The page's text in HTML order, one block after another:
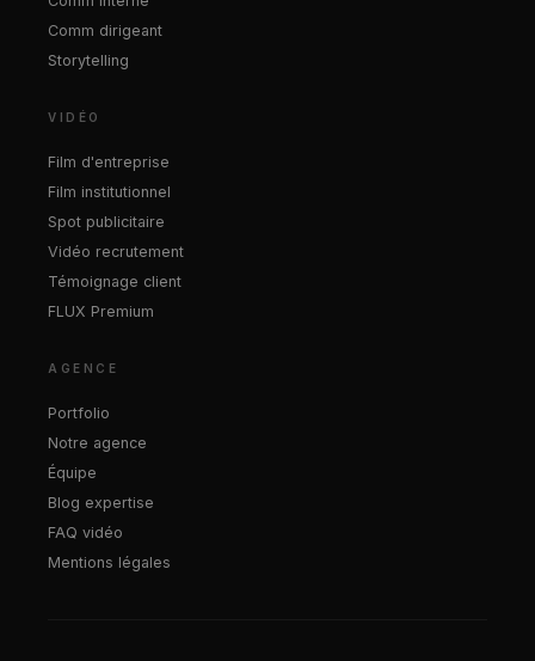
Comm dirigeant
Storytelling
VIDÉO
Film d'entreprise
Film institutionnel
Spot publicitaire
Vidéo recrutement
Témoignage client
FLUX Premium
AGENCE
Portfolio
Notre agence
Équipe
Blog expertise
FAQ vidéo
Mentions légales